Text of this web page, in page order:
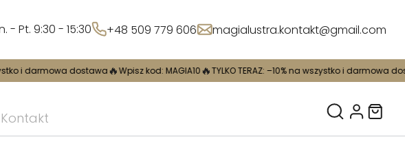
- Pt. 9:30 - 15:30 +48 509 779 606 magialustra.kontakt@gmail.com
dostawa🔥Wpisz kod: MAGIA10🔥TYLKO TERAZ: –10% na wszystko i darmowa dostawa🔥Wpisz
Kontakt